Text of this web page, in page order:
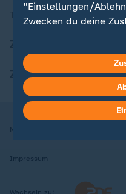
Themen im Überblick
ZDFheute Apps
Nutzungsbedingungen
Impressum
Wechseln zu:
"Einstellungen/
Zwecken du deine
in deinen
Hier findest du das
Weitere Informationen
Datenschutzerklärung.